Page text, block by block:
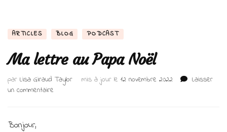
ARTICLES BLOG PODCAST
Ma lettre au Papa Noël
par Lisa Giraud Taylor mis à jour le 12 novembre 2022
Laisser
un commentaire
Bonjour,